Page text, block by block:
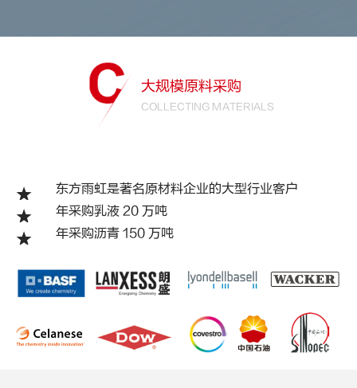
大规模原料采购
COLLECTING MATERIALS
东方雨虹是著名原材料企业的大型行业客户
年采购乳液 20 万吨
年采购沥青 150 万吨